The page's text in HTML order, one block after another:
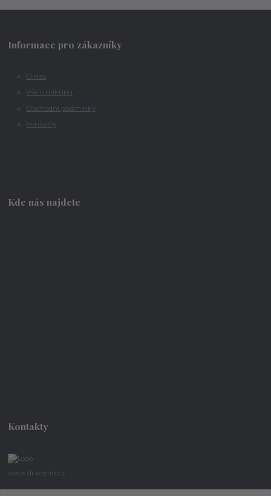
Informace pro zákazníky
O nás
Vše o nákupu
Obchodní podmínky
Kontakty
Kde nás najdete
Kontakty
www.dracistin.cz